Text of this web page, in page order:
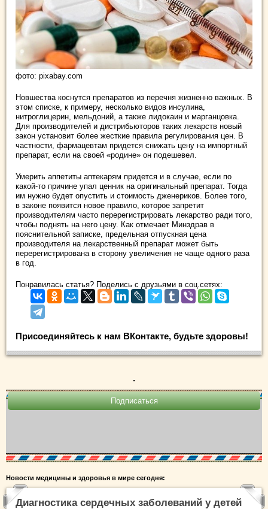
фото: pixabay.com
Новшества коснутся препаратов из перечня жизненно важных. В
этом списке, к примеру, несколько видов инсулина,
нитроглицерин, мельдоний, а также лидокаин и марганцовка.
Для производителей и дистрибьюторов таких лекарств новый
закон установит более жесткие правила регулирования цен. В
частности, фармацевтам придется снижать цену на импортный
препарат, если на своей «родине» он подешевел.
Умерить аппетиты аптекарям придется и в случае, если по
какой-то причине упал ценник на оригинальный препарат. Тогда
им нужно будет опустить и стоимость дженериков. Более того,
в законе появится новое правило, которое запретит
производителям часто перерегистрировать лекарство ради того,
чтобы поднять на него цену. Как отмечает Минздрав в
пояснительной записке, предельная отпускная цена
производителя на лекарственный препарат может быть
перерегистрирована в сторону увеличения не чаще одного раза
в год.
Понравилась статья? Поделись с друзьями в соц.сетях:
Присоединяйтесь к нам ВКонтакте, будьте здоровы!
.
Новости медицины и здоровья в мире сегодня:
Диагностика сердечных заболеваний у детей